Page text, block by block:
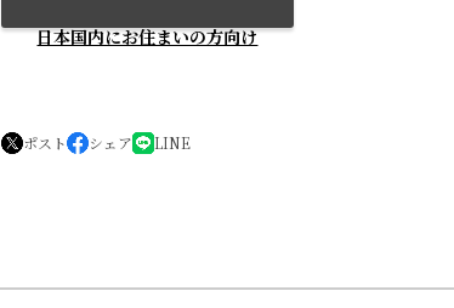
日本国内にお住まいの方向け
ポスト シェア LINE